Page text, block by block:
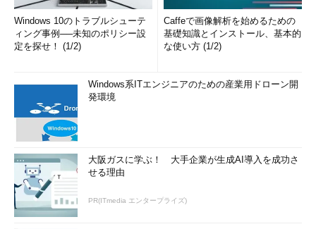
Windows 10のトラブルシューテ
ィング事例──未知のポリシー設
定を探せ！ (1/2)
Caffeで画像解析を始めるための
基礎知識とインストール、基本的
な使い方 (1/2)
Windows系ITエンジニアのための産業用ドローン開
発環境
大阪ガスに学ぶ！ 大手企業が生成AI導入を成功さ
せる理由
PR(ITmedia エンタープライズ)